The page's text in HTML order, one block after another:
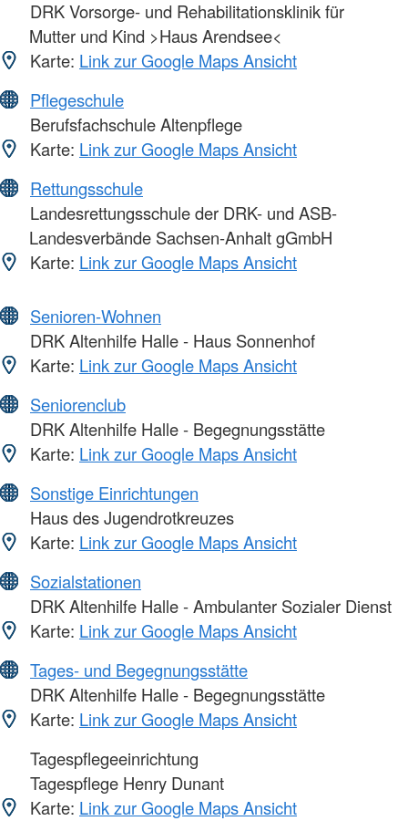
DRK Vorsorge- und Rehabilitationsklinik für
Mutter und Kind >Haus Arendsee<
Karte: Link zur Google Maps Ansicht
Pflegeschule
Berufsfachschule Altenpflege
Karte: Link zur Google Maps Ansicht
Rettungsschule
Landesrettungsschule der DRK- und ASB-
Landesverbände Sachsen-Anhalt gGmbH
Karte: Link zur Google Maps Ansicht
Senioren-Wohnen
DRK Altenhilfe Halle - Haus Sonnenhof
Karte: Link zur Google Maps Ansicht
Seniorenclub
DRK Altenhilfe Halle - Begegnungsstätte
Karte: Link zur Google Maps Ansicht
Sonstige Einrichtungen
Haus des Jugendrotkreuzes
Karte: Link zur Google Maps Ansicht
Sozialstationen
DRK Altenhilfe Halle - Ambulanter Sozialer Dienst
Karte: Link zur Google Maps Ansicht
Tages- und Begegnungsstätte
DRK Altenhilfe Halle - Begegnungsstätte
Karte: Link zur Google Maps Ansicht
Tagespflegeeinrichtung
Tagespflege Henry Dunant
Karte: Link zur Google Maps Ansicht